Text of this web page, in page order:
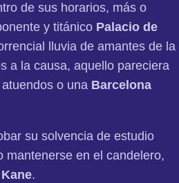
de sus horarios, más o
y titánico Palacio de
lluvia de amantes de la
a la causa, aquello pareciera
o una Barcelona
su solvencia de estudio
mantenerse en el candelero,
.